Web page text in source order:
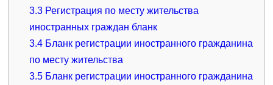
3.3 Регистрация по месту жительства
иностранных граждан бланк
3.4 Бланк регистрации иностранного гражданина
по месту жительства
3.5 Бланк регистрации иностранного гражданина